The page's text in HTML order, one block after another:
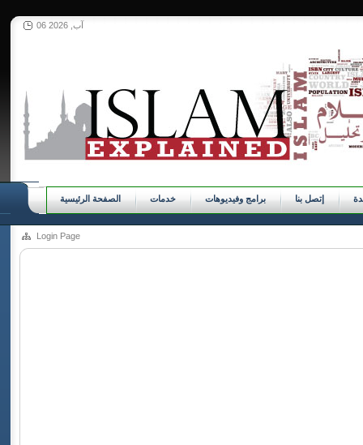
06 آب, 2026
الصفحة الرئيسية خدمات برامج وفيديوهات إتصل بنا
Login Page